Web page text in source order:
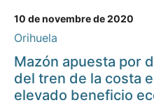
10 de novembre de 2020
Orihuela
Mazón apuesta por
del tren de la costa
elevado beneficio